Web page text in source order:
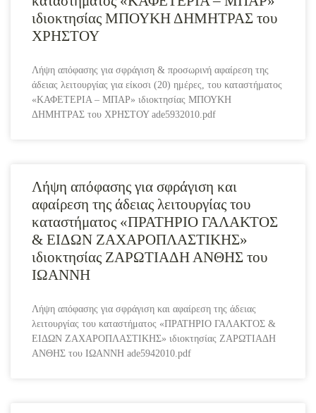
ιδιοκτησίας ΜΠΟΥΚΗ ΔΗΜΗΤΡΑΣ του
ΧΡΗΣΤΟΥ
Λήψη απόφασης για σφράγιση & προσωρινή αφαίρεση της
άδειας λειτουργίας για είκοσι (20) ημέρες, του καταστήματος
«ΚΑΦΕΤΕΡΙΑ – ΜΠΑΡ» ιδιοκτησίας ΜΠΟΥΚΗ
ΔΗΜΗΤΡΑΣ του ΧΡΗΣΤΟΥ ade5932010.pdf
Λήψη απόφασης για σφράγιση και
αφαίρεση της άδειας λειτουργίας του
καταστήματος «ΠΡΑΤΗΡΙΟ ΓΑΛΑΚΤΟΣ
& ΕΙΔΩΝ ΖΑΧΑΡΟΠΛΑΣΤΙΚΗΣ»
ιδιοκτησίας ΖΑΡΩΤΙΑΔΗ ΑΝΘΗΣ του
ΙΩΑΝΝΗ
Λήψη απόφασης για σφράγιση και αφαίρεση της άδειας
λειτουργίας του καταστήματος «ΠΡΑΤΗΡΙΟ ΓΑΛΑΚΤΟΣ &
ΕΙΔΩΝ ΖΑΧΑΡΟΠΛΑΣΤΙΚΗΣ» ιδιοκτησίας ΖΑΡΩΤΙΑΔΗ
ΑΝΘΗΣ του ΙΩΑΝΝΗ ade5942010.pdf